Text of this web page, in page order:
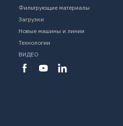
Фильтрующие материалы
Загрузки
Новые машины и линии
Технологии
ВИДЕО